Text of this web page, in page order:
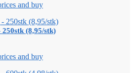
and buy
(8,95/stk)
and buy